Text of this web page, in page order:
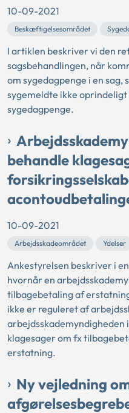
10-09-2021
Beskæftigelsesområdet
I artiklen beskriver vi den
sagsbehandlingen, når
om sygedagpenge i en sag,
sygemeldte ikke oprindeligt
sygedagpenge.
behandle
10-09-2021
Arbejdsskadeområdet Ydelser
Ankestyrelsen beskriver i
hvornår en
tilbagebetaling af
ikke er reguleret af
klagesager om fx
erstatning.
Ny vejledning